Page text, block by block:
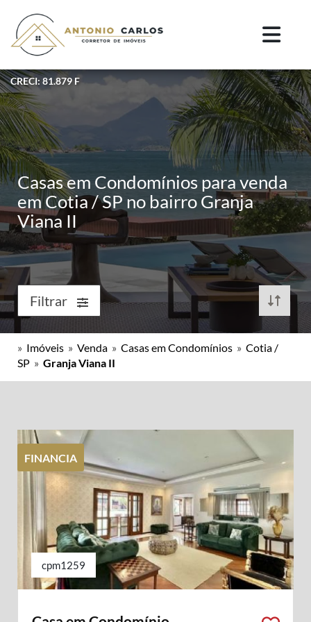
CRECI: 81.879 F
Casas em Condomínios para venda
em Cotia / SP no bairro Granja
Viana II
Filtrar
» Imóveis » Venda » Casas em Condomínios » Cotia /
SP » Granja Viana II
FINANCIA
cpm1259